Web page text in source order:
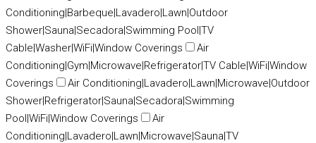
Conditioning|Barbeque|Lavadero|Lawn|Outdoor
Shower|Sauna|Secadora|Swimming Pool|TV
Cable|Washer|WiFi|Window Coverings
Air
Conditioning|Gym|Microwave|Refrigerator|TV Cable|WiFi|Window
Coverings
Air Conditioning|Lavadero|Lawn|Microwave|Outdoor
Shower|Refrigerator|Sauna|Secadora|Swimming
Pool|WiFi|Window Coverings
Air
Conditioning|Lavadero|Lawn|Microwave|Sauna|TV